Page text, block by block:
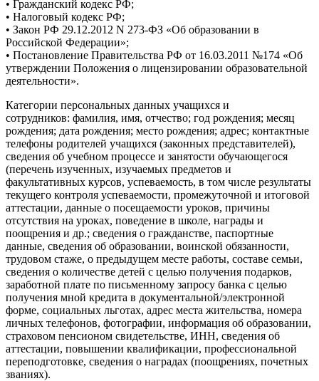
• Гражданский кодекс РФ;
• Налоговый кодекс РФ;
• Закон РФ 29.12.2012 N 273-ФЗ «Об образовании в
Российской Федерации»;
• Постановление Правительства РФ от 16.03.2011 №174 «Об
утверждении Положения о лицензировании образовательной
деятельности».
Категории персональных данных учащихся и
сотрудников: фамилия, имя, отчество; год рождения; месяц
рождения; дата рождения; место рождения; адрес; контактные
телефоны родителей учащихся (законных представителей),
сведения об учебном процессе и занятости обучающегося
(перечень изученных, изучаемых предметов и
факультативных курсов, успеваемость, в том числе результаты
текущего контроля успеваемости, промежуточной и итоговой
аттестации, данные о посещаемости уроков, причины
отсутствия на уроках, поведение в школе, награды и
поощрения и др.; сведения о гражданстве, паспортные
данные, сведения об образовании, воинской обязанности,
трудовом стаже, о предыдущем месте работы, составе семьи,
сведения о количестве детей с целью получения подарков,
заработной плате по письменному запросу банка с целью
получения мной кредита в документальной/электронной
форме, социальных льготах, адрес места жительства, номера
личных телефонов, фотографии, информация об образовании,
страховом пенсионом свидетельстве, ИНН, сведения об
аттестации, повышении квалификации, профессиональной
переподготовке, сведения о наградах (поощрениях, почетных
званиях).